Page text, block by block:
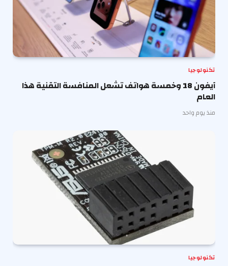
تكنولوجيا
آيفون 18 وخمسة هواتف تشعل المنافسة التقنية هذا
العام
منذ يوم واحد
تكنولوجيا